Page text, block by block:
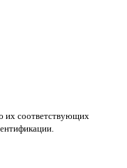
их соответствующих